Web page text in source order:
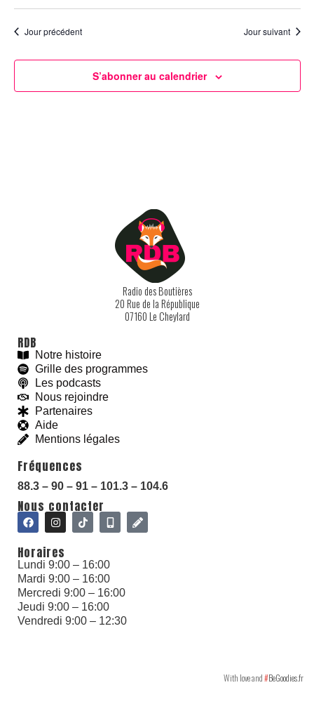
With love and#BeGoodies.fr
Jour précédent Jour suivant
S’abonner au calendrier
Radio des Boutières
20 Rue de la République
07160 Le Cheylard
RDB
Notre histoire
Grille des programmes
Les podcasts
Nous rejoindre
Partenaires
Aide
Mentions légales
Fréquences
88.3 – 90 – 91 – 101.3 – 104.6
Nous contacter
Horaires
Lundi 9:00 – 16:00
Mardi 9:00 – 16:00
Mercredi 9:00 – 16:00
Jeudi 9:00 – 16:00
Vendredi 9:00 – 12:30
With love and#BeGoodies.fr